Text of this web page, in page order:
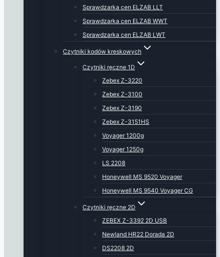
Sprawdzarka cen ELZAB LLT
Sprawdzarka cen ELZAB WWT
Sprawdzarka cen ELZAB LWT
Czytniki kodów kreskowych
Czytniki ręczne 1D
Zebex Z-3220
Zebex Z-3100
Zebex Z-3190
Zebex Z-3151HS
Voyager 1200g
Voyager 1250g
LS 2208
Honeywell MS 9520 Voyager
Honeywell MS 9540 Voyager CG
Czytniki ręczne 2D
ZEBEX Z-3392 2D USB
Newland HR22 Dorada 2D
DS2208 2D